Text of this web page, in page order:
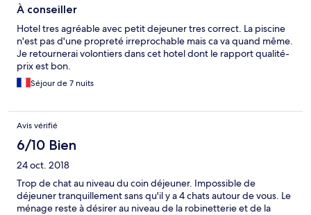
À conseiller
Hotel tres agréable avec petit dejeuner tres correct. La piscine
n'est pas d'une propreté irreprochable mais ca va quand même.
Je retournerai volontiers dans cet hotel dont le rapport qualité-
prix est bon.
Séjour de 7 nuits
Avis vérifié
6/10 Bien
24 oct. 2018
Trop de chat au niveau du coin déjeuner. Impossible de
déjeuner tranquillement sans qu'il y a 4 chats autour de vous. Le
ménage reste à désirer au niveau de la robinetterie et de la